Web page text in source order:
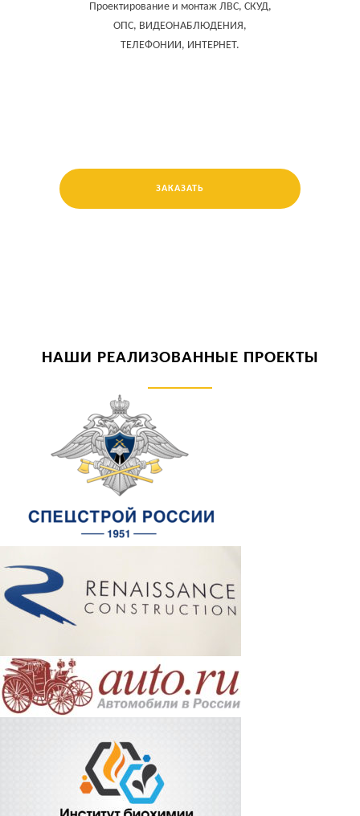
Проектирование и монтаж ЛВС, СКУД,
ОПС, ВИДЕОНАБЛЮДЕНИЯ,
ТЕЛЕФОНИИ, ИНТЕРНЕТ.
ЗАКАЗАТЬ
НАШИ РЕАЛИЗОВАННЫЕ ПРОЕКТЫ